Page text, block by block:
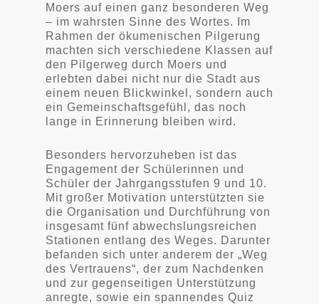
Moers auf einen ganz besonderen Weg
– im wahrsten Sinne des Wortes. Im
Rahmen der ökumenischen Pilgerung
machten sich verschiedene Klassen auf
den Pilgerweg durch Moers und
erlebten dabei nicht nur die Stadt aus
einem neuen Blickwinkel, sondern auch
ein Gemeinschaftsgefühl, das noch
lange in Erinnerung bleiben wird.
Besonders hervorzuheben ist das
Engagement der Schülerinnen und
Schüler der Jahrgangsstufen 9 und 10.
Mit großer Motivation unterstützten sie
die Organisation und Durchführung von
insgesamt fünf abwechslungsreichen
Stationen entlang des Weges. Darunter
befanden sich unter anderem der „Weg
des Vertrauens“, der zum Nachdenken
und zur gegenseitigen Unterstützung
anregte, sowie ein spannendes Quiz